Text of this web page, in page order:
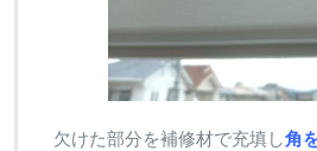
欠けた部分を補修材で充填し角